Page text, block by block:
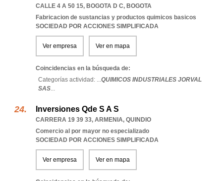
CALLE 4 A 50 15, BOGOTA D C, BOGOTA
Fabricacion de sustancias y productos quimicos basicos
SOCIEDAD POR ACCIONES SIMPLIFICADA
Ver empresa Ver en mapa
Coincidencias en la búsqueda de:
Categorías actividad: ...QUIMICOS INDUSTRIALES JORVAL
SAS...
Inversiones Qde S A S
CARRERA 19 39 33, ARMENIA, QUINDIO
Comercio al por mayor no especializado
SOCIEDAD POR ACCIONES SIMPLIFICADA
Ver empresa Ver en mapa